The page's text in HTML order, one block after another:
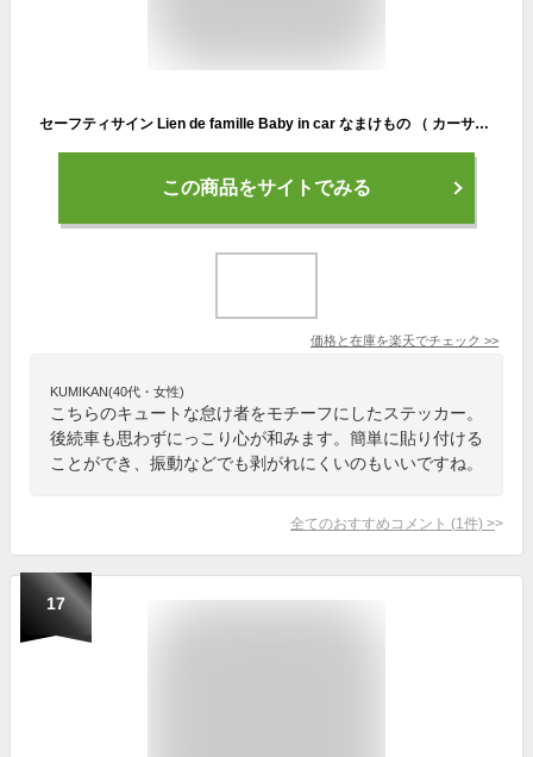
セーフティサイン Lien de famille Baby in car なまけもの （ カーサイン セーフティ サイン ステッカー ナマケモノ マグネット 車 赤ちゃん ベビー カーステッカー ベビーインカー 赤ちゃんが乗っています おでかけ かわいい ）
この商品をサイトでみる
価格と在庫を楽天でチェック >>
KUMIKAN(40代・女性)
こちらのキュートな怠け者をモチーフにしたステッカー。
後続車も思わずにっこり心が和みます。簡単に貼り付ける
ことができ、振動などでも剥がれにくいのもいいですね。
全てのおすすめコメント (1 件) >
17